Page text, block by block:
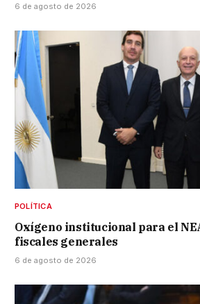
6 de agosto de 2026
POLÍTICA
Oxígeno institucional para el
fiscales generales
6 de agosto de 2026